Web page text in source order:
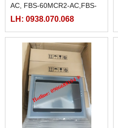
AC, FBS-60MCR2-AC,FBS-
60MAT2-AC, FBS-60MCT2-
LH: 0938.070.068